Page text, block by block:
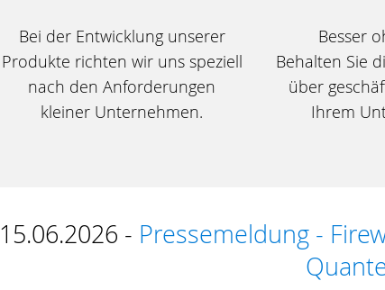
Bei der Entwicklung unserer
Produkte richten wir uns speziell
nach den Anforderungen
kleiner Unternehmen.
Besser
Behalten Sie
über
Ihrem
15.06.2026 - Pressemeldung -